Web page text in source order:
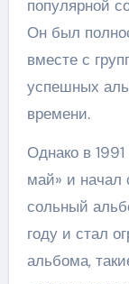
популярной
Он был
вместе с
успешных
времени.
Однако в
май» и начал
сольный
году и стал
альбома,